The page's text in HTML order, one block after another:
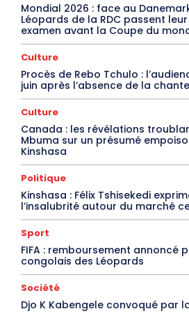
Mondial 2026 : face au
Léopards de la RDC passent
examen avant la Coupe du
Culture
Procès de Rebo Tchulo :
juin après l’absence de la
Culture
Canada : les révélations
Mbuma sur un présumé
Kinshasa
Politique
Kinshasa : Félix Tshisekedi
l’insalubrité autour du marché
Sport
FIFA : remboursement annoncé
congolais des Léopards
Société
Djo K Kabengele convoqué par